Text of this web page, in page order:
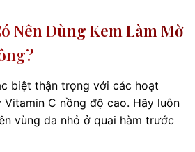
Nên Dùng Kem Làm Mờ
biệt thận trọng với các hoạt
Vitamin C nồng độ cao. Hãy luôn
vùng da nhỏ ở quai hàm trước